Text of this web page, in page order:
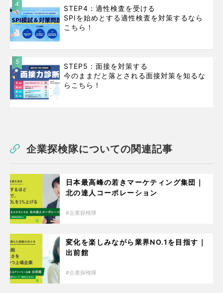
4
STEP4：適性検査を受ける
SPIを始めとする適性検査を対策するなら
こちら！
5
STEP5：面接を対策する
今のままだと落とされる面接対策を知るな
らこちら！
企業探検隊についての関連記事
日本最高峰の若きマーケティング集団｜
北の達人コーポレーション
企業探検隊
変化を楽しみながら業界NO.1を目指す｜
出前館
企業探検隊